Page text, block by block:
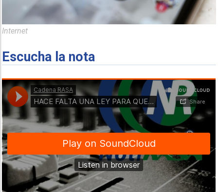
Internet
Escucha la nota